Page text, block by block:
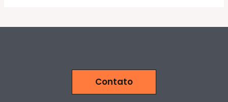
Contato